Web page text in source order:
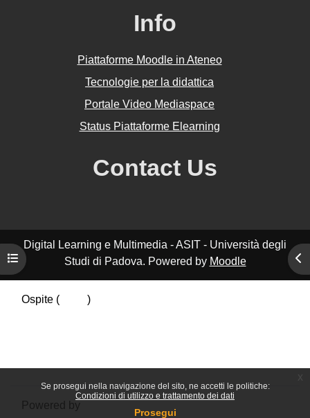
Se prosegui nella navigazione del sito, ne accetti le politiche:
Condizioni di utilizzo e trattamento dei dati
Prosegui
Apri indice del corso
Info
Piattaforme Moodle in Ateneo
Tecnologie per la didattica
Portale Video Mediaspace
Status Piattaforme Elearning
Contact Us
Digital Learning e Multimedia - ASIT - Università degli
Studi di Padova. Powered by Moodle
Ospite (
)
Passa al tema standard
Powered by